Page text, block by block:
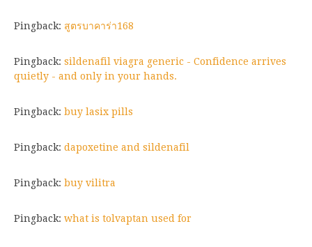
Pingback: สูตรบาคาร่า168
Pingback: sildenafil viagra generic - Confidence arrives
quietly - and only in your hands.
Pingback: buy lasix pills
Pingback: dapoxetine and sildenafil
Pingback: buy vilitra
Pingback: what is tolvaptan used for